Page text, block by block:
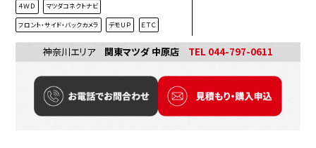
４ＷＤ マツダコネクトナビ
フロント・サイド・バックカメラ デモＵＰ ＥＴＣ
神奈川エリア 関東マツダ 中原店 TEL 044-797-0611